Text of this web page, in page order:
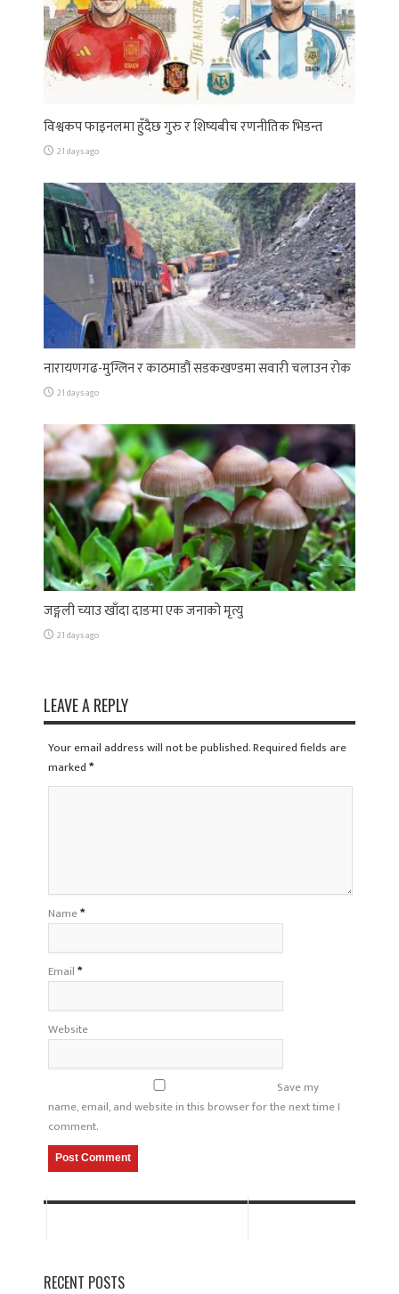
विश्वकप फाइनलमा हुँदैछ गुरु र शिष्यबीच रणनीतिक भिडन्त
21 days ago
नारायणगढ-मुग्लिन र काठमाडौं सडकखण्डमा सवारी चलाउन रोक
21 days ago
जङ्गली च्याउ खाँदा दाङमा एक जनाको मृत्यु
21 days ago
LEAVE A REPLY
Your email address will not be published. Required fields are
marked*
Name*
Email*
Website
Save my
name, email, and website in this browser for the next time I
comment.
RECENT POSTS